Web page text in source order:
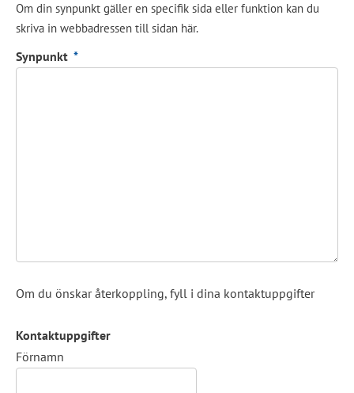
Om din synpunkt gäller en specifik sida eller funktion kan du
skriva in webbadressen till sidan här.
Synpunkt *(obligatorisk)
Om du önskar återkoppling, fyll i dina kontaktuppgifter
Kontaktuppgifter
Kontaktuppgifter
Förnamn